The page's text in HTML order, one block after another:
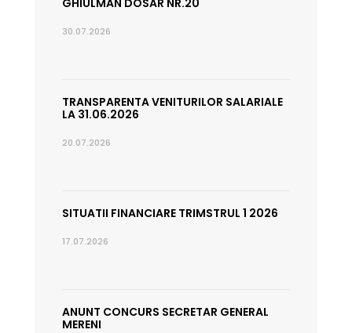
GHIULMAN DOSAR NR.20
30.07.2026
TRANSPARENTA VENITURILOR SALARIALE
LA 31.06.2026
20.07.2026
SITUATII FINANCIARE TRIMSTRUL 1 2026
17.07.2026
ANUNT CONCURS SECRETAR GENERAL
MERENI